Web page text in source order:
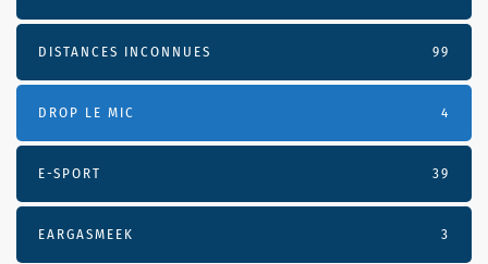
DISTANCES INCONNUES 99
DROP LE MIC 4
E-SPORT 39
EARGASMEEK 3